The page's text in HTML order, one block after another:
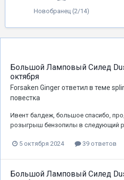
Новобранец (2/14)
Большой Ламповый Силед
октября
Forsaken Gingerответил в теме
повестка
Ивент балдеж, большое спасибо,
розыгрыш бензопилы в следующий
5 октября 2024 39 ответов
Большой Ламповый Силед